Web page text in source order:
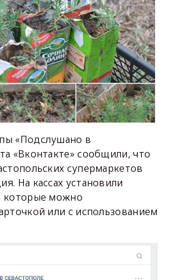
«Подслушано в
«Вконтакте» сообщили, что
супермаркетов
На кассах установили
которые можно
или с использованием